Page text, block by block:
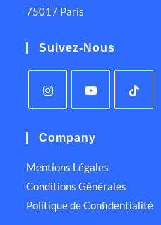
75017 Paris
Suivez-Nous
Company
Mentions Légales
Conditions Générales
Politique de Confidentialité